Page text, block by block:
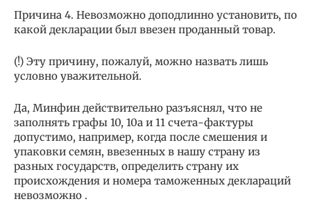
Причина 4. Невозможно доподлинно установить, по
какой декларации был ввезен проданный товар.
(!) Эту причину, пожалуй, можно назвать лишь
условно уважительной.
Да, Минфин действительно разъяснял, что не
заполнять графы 10, 10а и 11 счета-фактуры
допустимо, например, когда после смешения и
упаковки семян, ввезенных в нашу страну из
разных государств, определить страну их
происхождения и номера таможенных деклараций
невозможно .